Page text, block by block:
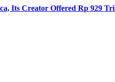
Its Creator Offered Rp 929